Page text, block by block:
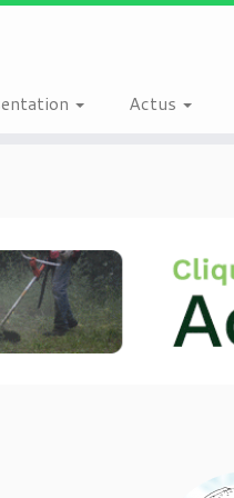
/home/users6/e/ehw1613/
Actus